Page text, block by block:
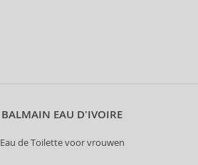
BALMAIN EAU D'IVOIRE
Eau de Toilette voor vrouwen